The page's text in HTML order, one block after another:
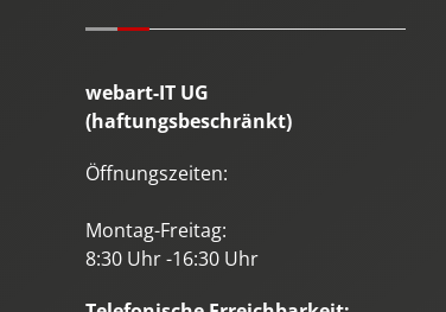
webart-IT UG
(haftungsbeschränkt)
Öffnungszeiten:
Montag-Freitag:
8:30 Uhr -16:30 Uhr